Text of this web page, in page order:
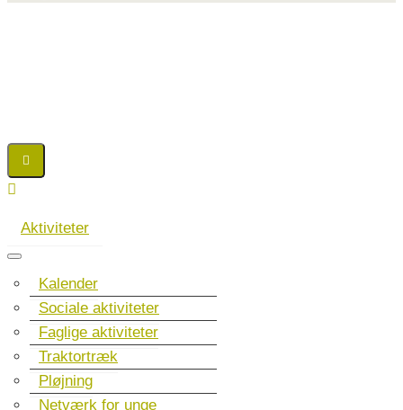
Aktiviteter
Kalender
Sociale aktiviteter
Faglige aktiviteter
Traktortræk
Pløjning
Netværk for unge